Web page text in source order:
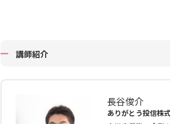
講師紹介
長谷俊介
ありがとう投信株